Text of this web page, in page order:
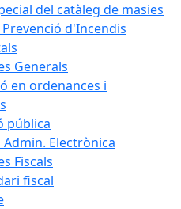
del catàleg de masies
Prevenció d'Incendis
Generals
en ordenances i
pública
Electrònica
Fiscals
fiscal